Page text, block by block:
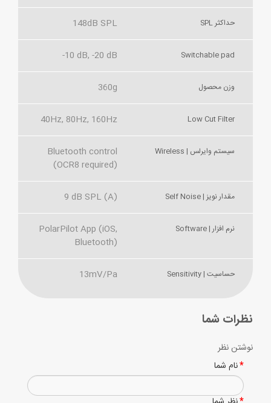
حداکثر SPL 148dB SPL
Switchable pad
-10 dB, -20 dB
وزن محصول 360g
Low Cut Filter
40Hz, 80Hz, 160Hz
سیستم وایرلس | Wireless
Bluetooth control
(OCR8 required)
مقدار نویز | Self Noise 9 dB SPL (A)
نرم افزار | Software
PolarPilot App (iOS,
Bluetooth)
حساسیت | Sensitivity 13mV/Pa
نظرات شما
نوشتن نظر
نام شما